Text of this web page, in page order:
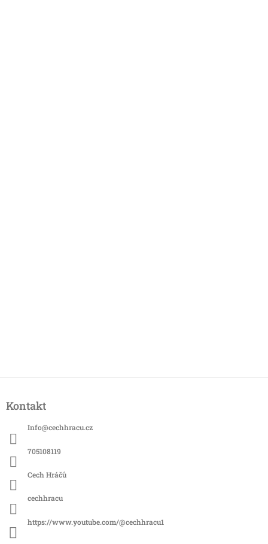
pKontakt
Info@cechhracu.cz
705108119
Cech Hráčů
cechhracu
https://www.youtube.com/@cechhracu1